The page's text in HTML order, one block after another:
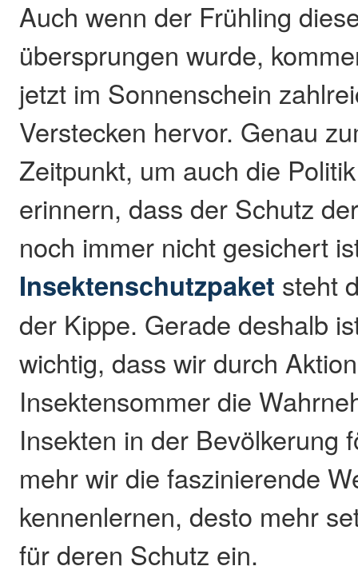
Auch wenn der Frühling
übersprungen wurde,
jetzt im Sonnenschein
Verstecken hervor. Genau
Zeitpunkt, um auch die
erinnern, dass der Schutz
noch immer nicht gesichert
Insektenschutzpaket steht
der Kippe. Gerade deshalb
wichtig, dass wir durch
Insektensommer die
Insekten in der Bevölkerung
mehr wir die faszinierende
kennenlernen, desto mehr
für deren Schutz ein.